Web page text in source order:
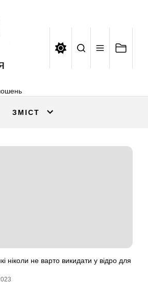
ЗМІСТ
ніколи не варто викидати у відро для